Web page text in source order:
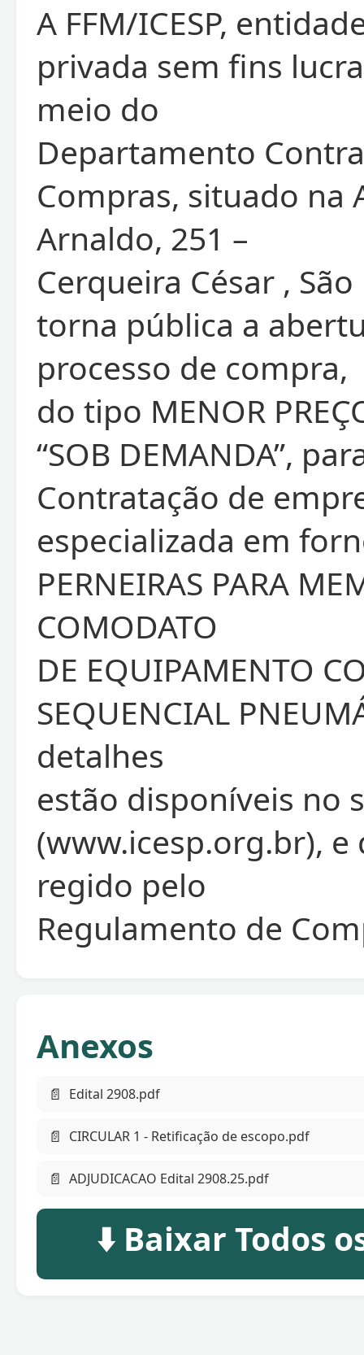
A FFM/ICESP,
privada sem fins
meio do
Departamento
Compras, situado na
Arnaldo, 251 –
Cerqueira César , São
torna pública a
processo de compra,
do tipo MENOR
“SOB DEMANDA”,
Contratação de
especializada em
PERNEIRAS PARA
COMODATO
DE EQUIPAMENTO
SEQUENCIAL
detalhes
estão disponíveis no
(www.icesp.org.br), e
regido pelo
Regulamento de
Anexos
📄 Edital 2908.pdf
📄 CIRCULAR 1 - Retificação de escopo.pdf
📄 ADJUDICACAO Edital 2908.25.pdf
⬇️ Baixar Todos